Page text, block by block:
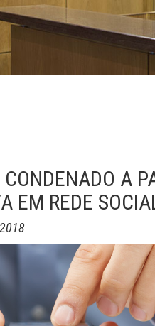
A
EM REDE